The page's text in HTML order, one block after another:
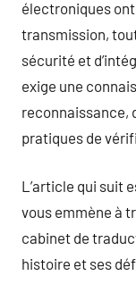
électroniques
transmission,
sécurité et
exige une
reconnaissance,
pratiques de
L’article qui suit
vous emmène à
cabinet de
histoire et ses